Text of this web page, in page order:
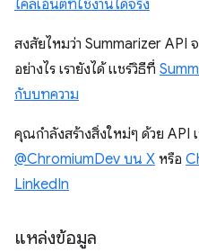
ไคลเอ็นต์ที่ใช้งานได้จริง
สงสัยไหมว่า Summarizer API
อย่างไร เรายังได้ แชร์วิธีที่
กับบทความ
คุณกำลังสร้างสิ่งใหม่ๆ ด้วย API
@ChromiumDev บน X หรือ
LinkedIn
แหล่งข้อมูล